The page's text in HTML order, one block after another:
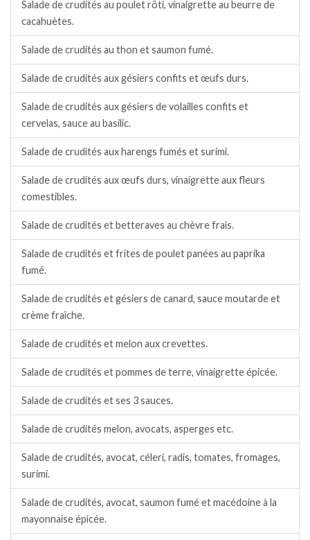
Salade de crudités au poulet rôti, vinaigrette au beurre de
cacahuètes.
Salade de crudités au thon et saumon fumé.
Salade de crudités aux gésiers confits et œufs durs.
Salade de crudités aux gésiers de volailles confits et
cervelas, sauce au basilic.
Salade de crudités aux harengs fumés et surimi.
Salade de crudités aux œufs durs, vinaigrette aux fleurs
comestibles.
Salade de crudités et betteraves au chèvre frais.
Salade de crudités et frites de poulet panées au paprika
fumé.
Salade de crudités et gésiers de canard, sauce moutarde et
crème fraîche.
Salade de crudités et melon aux crevettes.
Salade de crudités et pommes de terre, vinaigrette épicée.
Salade de crudités et ses 3 sauces.
Salade de crudités melon, avocats, asperges etc.
Salade de crudités, avocat, céleri, radis, tomates, fromages,
surimi.
Salade de crudités, avocat, saumon fumé et macédoine à la
mayonnaise épicée.